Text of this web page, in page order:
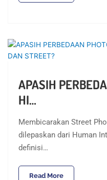
APASIH
HI…
Membicarakan Street
dilepaskan dari Human
definisi…
Read More